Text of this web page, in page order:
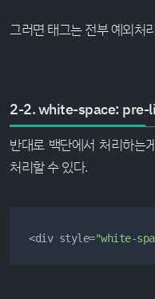
그러면 태그는 전부 예외처
2-2. white-space: pre-
반대로 백단에서 처리하는
처리할 수 있다.
<div style="white-